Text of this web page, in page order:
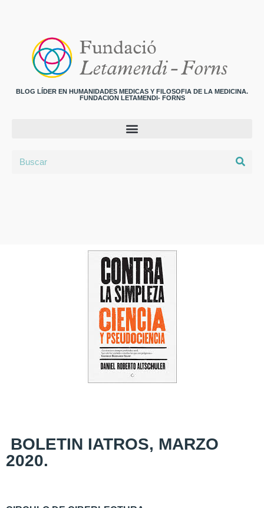
BLOG LÍDER EN HUMANIDADES MEDICAS Y FILOSOFIA DE LA MEDICINA.
FUNDACION LETAMENDI- FORNS
BOLETIN IATROS, MARZO
2020.